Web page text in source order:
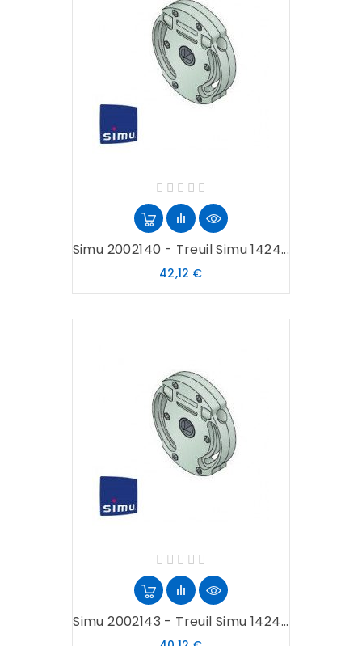
Simu 2002140 - Treuil Simu 1424...
42,12 €Prix
Simu 2002143 - Treuil Simu 1424...